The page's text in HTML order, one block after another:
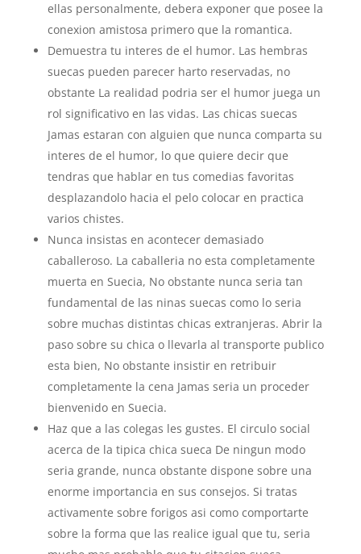
ellas personalmente, debera exponer que posee la
conexion amistosa primero que la romantica.
Demuestra tu interes de el humor. Las hembras
suecas pueden parecer harto reservadas, no
obstante La realidad podri­a ser el humor juega un
rol significativo en las vidas. Las chicas suecas
Jamas estaran con alguien que nunca comparta su
interes de el humor, lo que quiere decir que
tendras que hablar en tus comedias favoritas
desplazandolo hacia el pelo colocar en practica
varios chistes.
Nunca insistas en acontecer demasiado
caballeroso. La caballeria no esta completamente
muerta en Suecia, No obstante nunca seria tan
fundamental de las ninas suecas como lo seria
sobre muchas distintas chicas extranjeras. Abrir la
paso sobre su chica o llevarla al transporte publico
esta bien, No obstante insistir en retribuir
completamente la cena Jamas seria un proceder
bienvenido en Suecia.
Haz que a las colegas les gustes. El circulo social
acerca de la tipica chica sueca De ningun modo
seri­a grande, nunca obstante dispone sobre una
enorme importancia en sus consejos. Si tratas
activamente sobre forigos asi como comportarte
sobre la forma que las realice igual que tu, seria